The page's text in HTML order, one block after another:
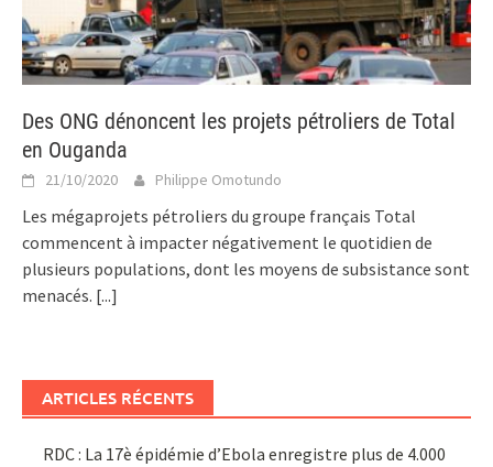
Des ONG dénoncent les projets pétroliers de Total
en Ouganda
21/10/2020 Philippe Omotundo
Les mégaprojets pétroliers du groupe français Total
commencent à impacter négativement le quotidien de
plusieurs populations, dont les moyens de subsistance sont
menacés. [...]
ARTICLES RÉCENTS
RDC : La 17è épidémie d’Ebola enregistre plus de 4.000